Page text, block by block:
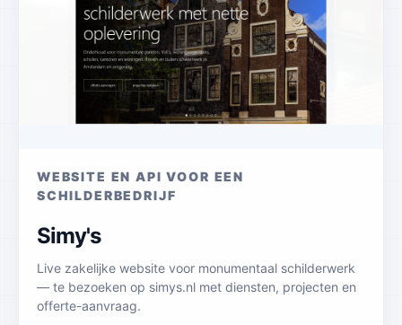
WEBSITE EN API VOOR EEN
SCHILDERBEDRIJF
Simy's
Live zakelijke website voor monumentaal schilderwerk
— te bezoeken op simys.nl met diensten, projecten en
offerte-aanvraag.